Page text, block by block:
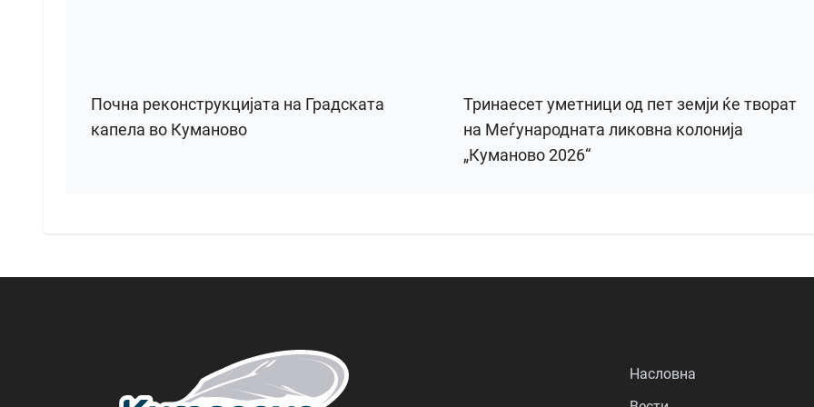
Почна реконструкцијата на Градската
капела во Куманово
Тринаесет уметници од пет земји ќе творат
на Меѓународната ликовна колонија
„Куманово 2026“
Насловна